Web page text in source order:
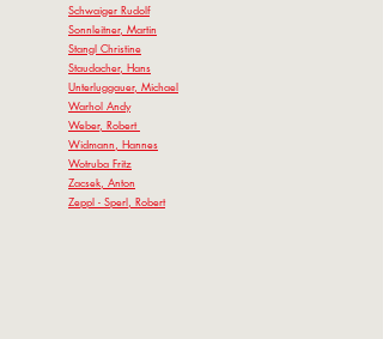
Schwaiger Rudolf
Sonnleitner, Martin
Stangl Christine
Staudacher, Hans
Unterluggauer, Michael
Warhol Andy
Weber, Robert
Widmann, Hannes
Wotruba Fritz
Zacsek, Anton
Zeppl - Sperl, Robert